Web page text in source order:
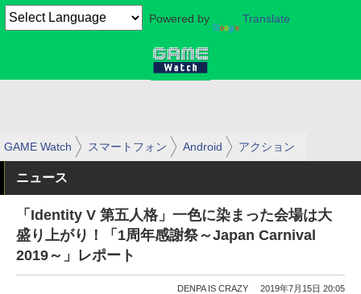
Powered by Translate
GAME Watch スマートフォン Android アクション
ニュース
「Identity V 第五人格」一色に染まった会場は大
盛り上がり！「1周年感謝祭～Japan Carnival
2019～」レポート
DENPA IS CRAZY 2019年7月15日 20:05